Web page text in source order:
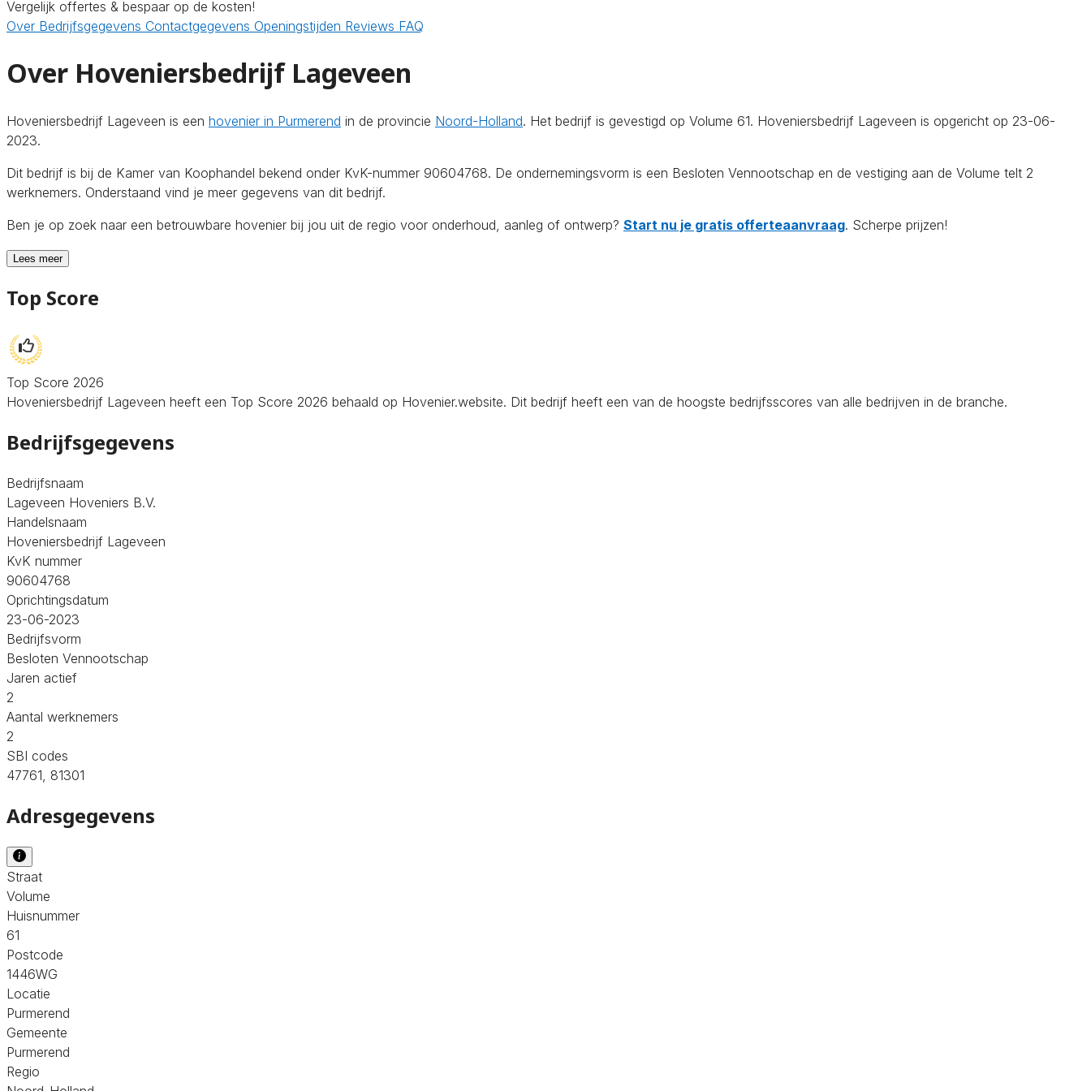
Vergelijk offertes & bespaar op de kosten!
Over Bedrijfsgegevens Contactgegevens Openingstijden Reviews FAQ
Over Hoveniersbedrijf Lageveen
Hoveniersbedrijf Lageveen is een hovenier in Purmerend in de provincie Noord-Holland. Het bedrijf is gevestigd op Volume 61. Hoveniersbedrijf Lageveen is opgericht op 23-06-
2023.
Dit bedrijf is bij de Kamer van Koophandel bekend onder KvK-nummer 90604768. De ondernemingsvorm is een Besloten Vennootschap en de vestiging aan de Volume telt 2
werknemers. Onderstaand vind je meer gegevens van dit bedrijf.
Ben je op zoek naar een betrouwbare hovenier bij jou uit de regio voor onderhoud, aanleg of ontwerp? Start nu je gratis offerteaanvraag. Scherpe prijzen!
Lees meer
Top Score
Top Score 2026
Hoveniersbedrijf Lageveen heeft een Top Score 2026 behaald op Hovenier.website. Dit bedrijf heeft een van de hoogste bedrijfsscores van alle bedrijven in de branche.
Bedrijfsgegevens
Bedrijfsnaam
Lageveen Hoveniers B.V.
Handelsnaam
Hoveniersbedrijf Lageveen
KvK nummer
90604768
Oprichtingsdatum
23-06-2023
Bedrijfsvorm
Besloten Vennootschap
Jaren actief
2
Aantal werknemers
2
SBI codes
47761, 81301
Adresgegevens
Straat
Volume
Huisnummer
61
Postcode
1446WG
Locatie
Purmerend
Gemeente
Purmerend
Regio